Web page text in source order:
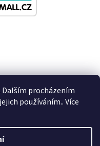
procházením
používáním.. Více